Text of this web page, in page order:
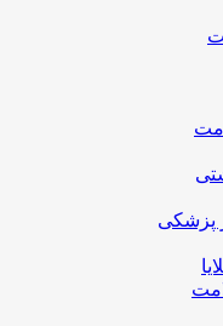
پزشکی